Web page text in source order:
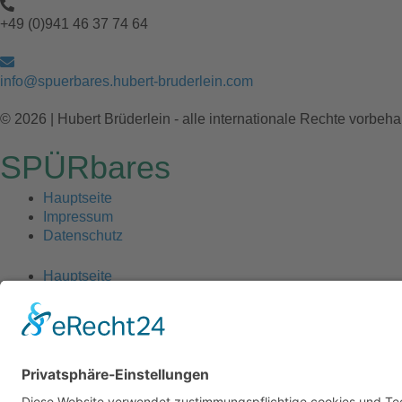
+49 (0)941 46 37 74 64
info@spuerbares.hubert-bruderlein.com
© 2026 | Hubert Brüderlein - alle internationale Rechte
SPÜRbares
Hauptseite
Impressum
Datenschutz
Hauptseite
Datenschutz
Meine anderen Seiten
hubert-bruederlein.com